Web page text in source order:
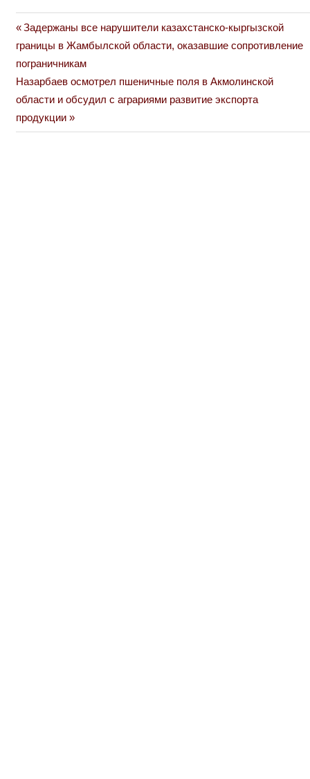
Навигация
по
записям
Previous
Post:
Задержаны все нарушители казахстанско-кыргызской
границы в Жамбылской области, оказавшие сопротивление
пограничникам
Next
Post:
Назарбаев осмотрел пшеничные поля в Акмолинской
области и обсудил с аграриями развитие экспорта
продукции